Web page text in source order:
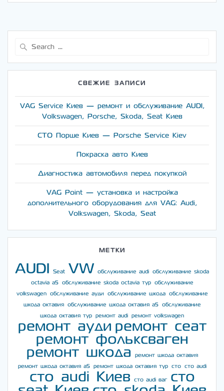
СВЕЖИЕ ЗАПИСИ
VAG Service Киев — ремонт и обслуживание AUDI,
Volkswagen, Porsche, Skoda, Seat Киев
СТО Порше Киев — Porsche Service Kiev
Покраска авто Киев
Диагностика автомобиля перед покупкой
VAG Point — установка и настройка
дополнительного оборудования для VAG: Audi,
Volkswagen, Skoda, Seat
МЕТКИ
AUDI Seat VW обслуживание audi
обслуживание skoda
octavia a5
обслуживание skoda octavia тур
обслуживание
volkswagen
обслуживание ауди обслуживание шкода
обслуживание
шкода октавия
обслуживание шкода октавия а5
обслуживание
шкода октавия тур
ремонт audi ремонт volkswagen
ремонт ауди ремонт сеат
ремонт фольксваген
ремонт шкода
ремонт шкода октавия
ремонт шкода октавия а5
ремонт шкода октавия тур сто сто audi
сто audi Киев сто audi ваг
сто